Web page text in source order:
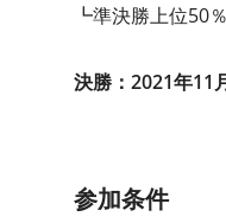
┗準決勝上位50
決勝：2021年11
参加条件